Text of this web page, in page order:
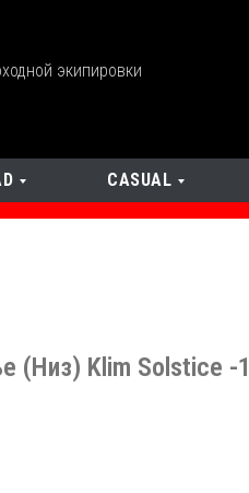
экипировки
CASUAL
(Низ) Klim Solstice -